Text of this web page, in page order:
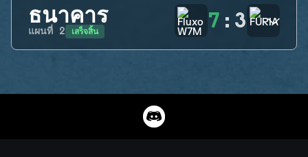
ธนาคาร
แผนที่ 2 เสร็จสิ้น 7 : 3